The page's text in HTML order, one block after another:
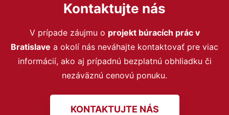
Kontaktujte nás
V prípade záujmu o projekt búracích prác v
Bratislave a okolí nás neváhajte kontaktovať pre viac
informácií, ako aj prípadnú bezplatnú obhliadku či
nezáväznú cenovú ponuku.
KONTAKTUJTE NÁS